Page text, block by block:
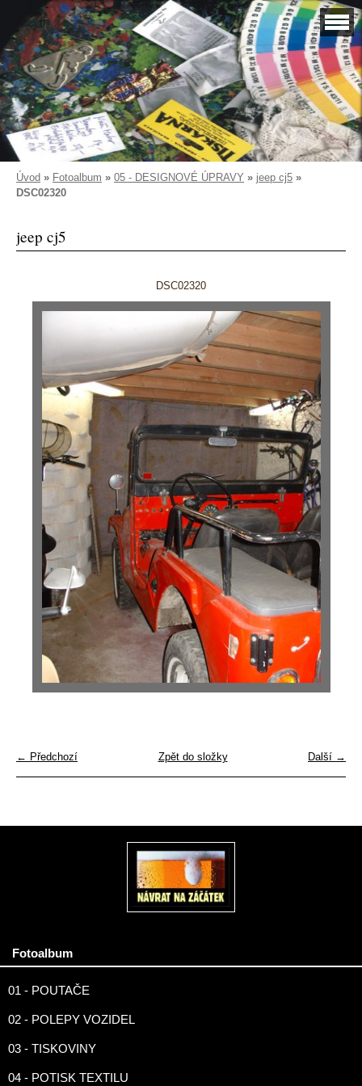
Úvod » Fotoalbum » 05 - DESIGNOVÉ ÚPRAVY » jeep cj5 »
DSC02320
jeep cj5
DSC02320
← Předchozí Další →
Zpět do složky
Fotoalbum
01 - POUTAČE
02 - POLEPY VOZIDEL
03 - TISKOVINY
04 - POTISK TEXTILU